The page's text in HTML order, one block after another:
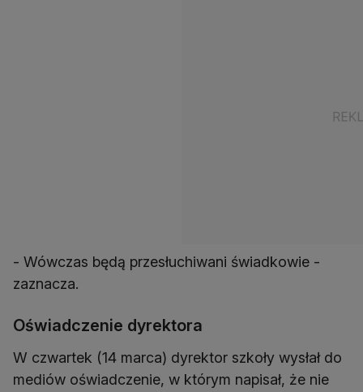
- Wówczas będą przesłuchiwani świadkowie -
zaznacza.
Oświadczenie dyrektora
W czwartek (14 marca) dyrektor szkoły wysłał do
mediów oświadczenie, w którym napisał, że nie